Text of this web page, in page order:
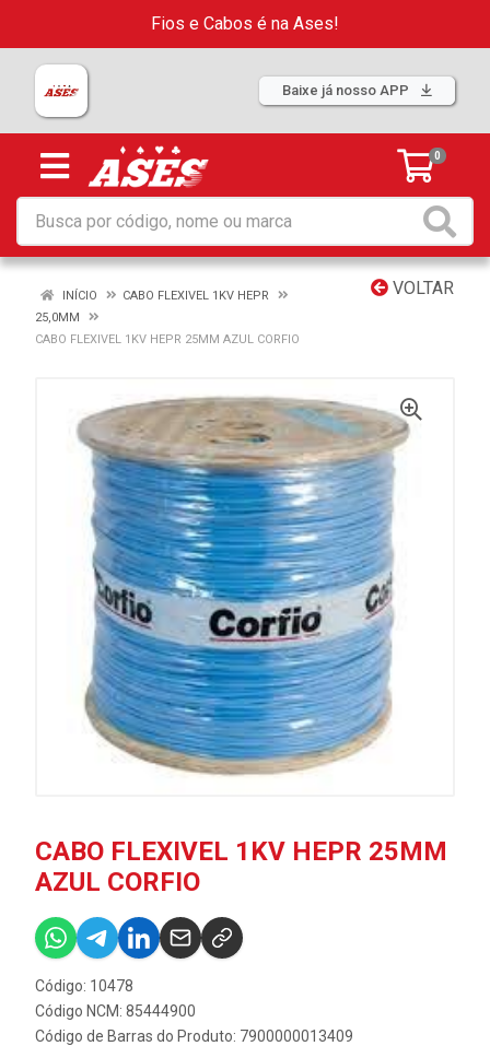
Fios e Cabos é na Ases!
Baixe já nosso APP
0
VOLTAR
INÍCIO
CABO FLEXIVEL 1KV HEPR
25,0MM
CABO FLEXIVEL 1KV HEPR 25MM AZUL CORFIO
CABO FLEXIVEL 1KV HEPR 25MM
AZUL CORFIO
Código: 10478
Código NCM: 85444900
Código de Barras do Produto: 7900000013409